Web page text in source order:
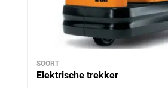
SOORT
Elektrische trekker